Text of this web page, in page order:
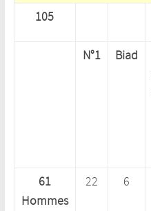
105
N°1 Biad
61
Hommes
22 6